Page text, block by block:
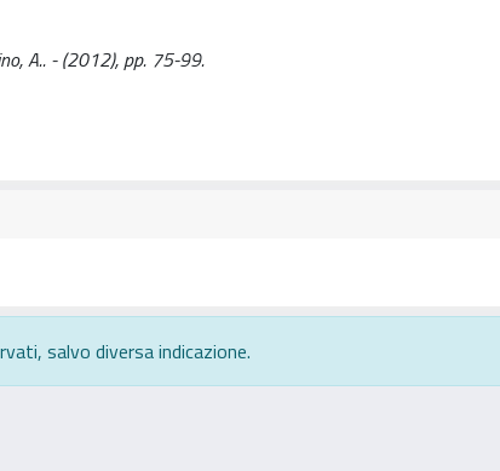
A.. - (2012), pp. 75-99.
salvo diversa indicazione.